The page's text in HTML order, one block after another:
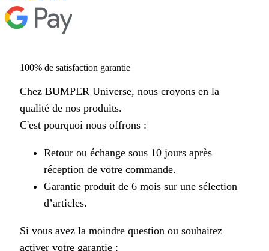
100% de satisfaction garantie
Chez BUMPER Universe, nous croyons en la
qualité de nos produits.
C'est pourquoi nous offrons :
Retour ou échange sous 10 jours après
réception de votre commande.
Garantie produit de 6 mois sur une sélection
d’articles.
Si vous avez la moindre question ou souhaitez
activer votre garantie :